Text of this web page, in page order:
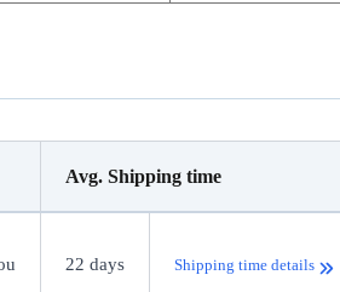
Avg. Shipping time
22 days Shipping time details